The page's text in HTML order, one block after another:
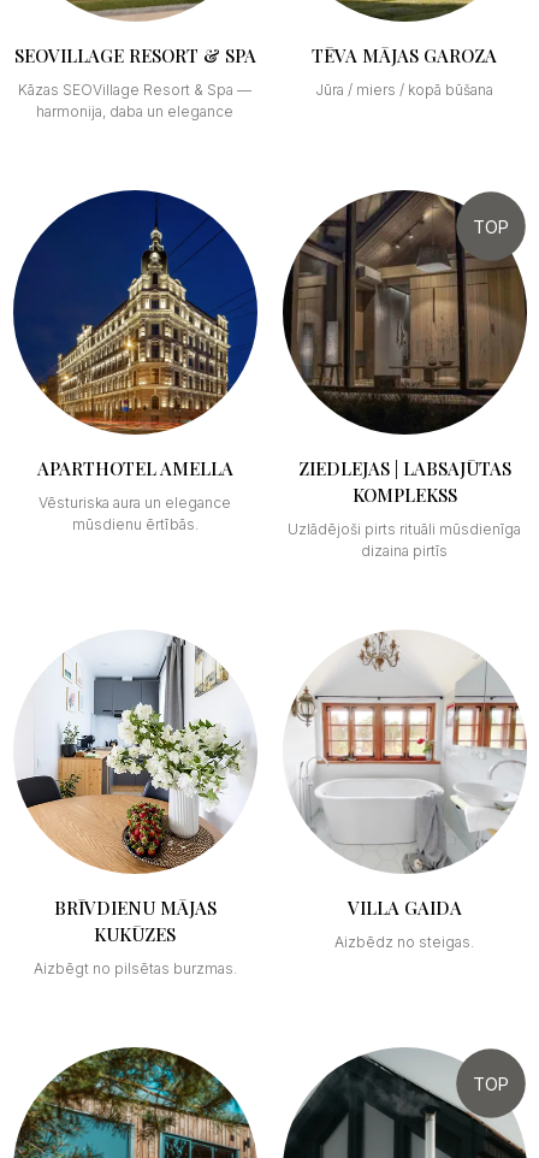
SEOVILLAGE RESORT & SPA
Kāzas SEOVillage Resort & Spa —
harmonija, daba un elegance
TĒVA MĀJAS GAROZA
Jūra / miers / kopā būšana
APARTHOTEL AMELLA
Vēsturiska aura un elegance
mūsdienu ērtībās.
TOP
ZIEDLEJAS | LABSAJŪTAS
KOMPLEKSS
Uzlādējoši pirts rituāli mūsdienīga
dizaina pirtīs
BRĪVDIENU MĀJAS
KUKŪZES
Aizbēgt no pilsētas burzmas.
VILLA GAIDA
Aizbēdz no steigas.
TOP